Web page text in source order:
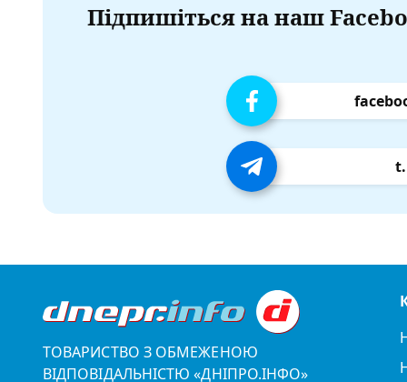
Підпишіться на наш
ТОВАРИСТВО З ОБМЕЖЕНОЮ
ВІДПОВІДАЛЬНІСТЮ «ДНІПРО.ІНФО»